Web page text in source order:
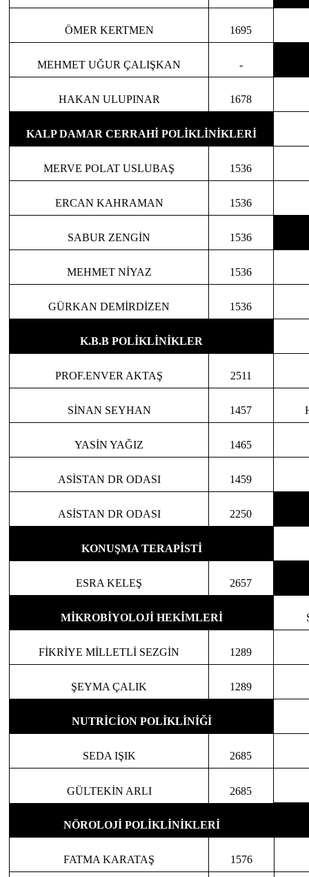
ÖMER KERTMEN 1695
MEHMET UĞUR ÇALIŞKAN -
HAKAN ULUPINAR 1678
KALP DAMAR CERRAHİ POLİKLİNİKLERİ
MERVE POLAT USLUBAŞ 1536
ERCAN KAHRAMAN 1536
SABUR ZENGİN 1536
MEHMET NİYAZ 1536
GÜRKAN DEMİRDİZEN 1536
K.B.B POLİKLİNİKLER
PROF.ENVER AKTAŞ 2511
SİNAN SEYHAN 1457
YASİN YAĞIZ 1465
ASİSTAN DR ODASI 1459
ASİSTAN DR ODASI 2250
KONUŞMA TERAPİSTİ
ESRA KELEŞ 2657
MİKROBİYOLOJİ HEKİMLERİ
FİKRİYE MİLLETLİ SEZGİN 1289
ŞEYMA ÇALIK 1289
NUTRİCİON POLİKLİNİĞİ
SEDA IŞIK 2685
GÜLTEKİN ARLI 2685
NÖROLOJİ POLİKLİNİKLERİ
FATMA KARATAŞ 1576